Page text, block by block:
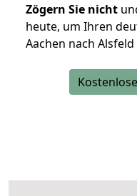
Zögern Sie nicht
heute, um Ihren
Aachen nach